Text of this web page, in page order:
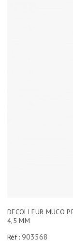
DECOLLEUR MUCO
4,5 MM
Réf : 903568